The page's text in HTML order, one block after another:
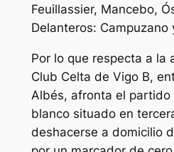
Feuillassier, Mancebo,
Delanteros: Campuzano
Por lo que respecta a la
Club Celta de Vigo B,
Albés, afronta el
blanco situado en
deshacerse a domicilio